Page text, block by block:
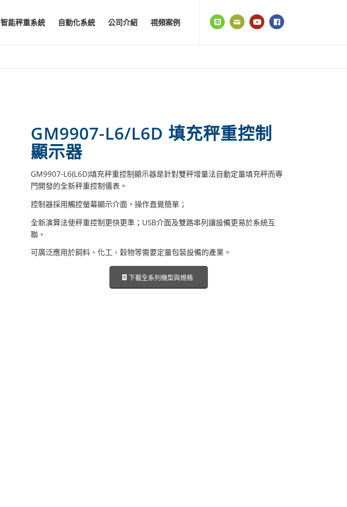
智能秤重系統 自動化系統 公司介紹 視頻案例
GM9907-L6/L6D 填充秤重控制
顯示器
GM9907-L6(L6D)填充秤重控制顯示器是針對雙秤增量法自動定量填充秤而專
門開發的全新秤重控制儀表。
控制器採用觸控螢幕顯示介面，操作直覺簡單；
全新演算法使秤重控制更快更準；USB介面及雙路串列讓設備更易於系統互
聯。
可廣泛應用於飼料、化工、穀物等需要定量包裝設備的產業。
下載全系列機型與規格